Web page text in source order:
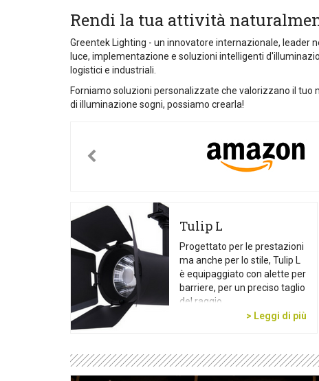
Rendi la tua attività
Greentek Lighting - un innovatore internazionale, leader
luce, implementazione e soluzioni intelligenti
logistici e industriali.
Forniamo soluzioni personalizzate che valorizzano il
di illuminazione sogni, possiamo crearla!
Tulip L
Progettato per le prestazioni
ma anche per lo stile, Tulip L
è equipaggiato con alette per
barriere, per un preciso taglio
del raggio.
> Leggi di più